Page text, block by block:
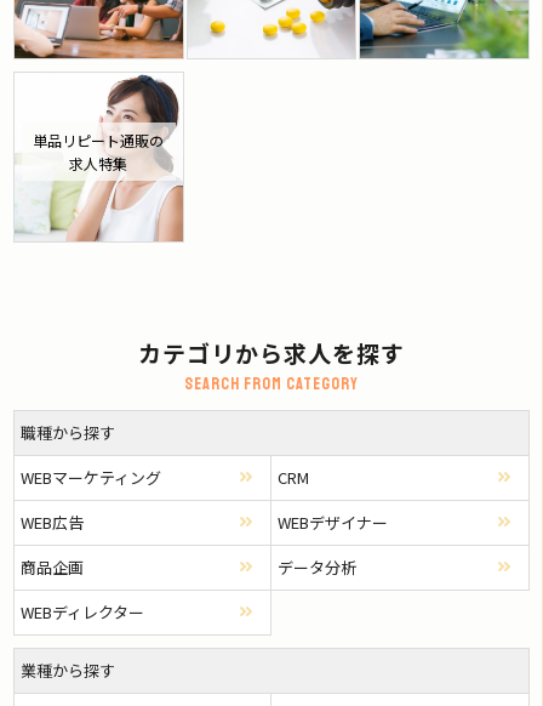
単品リピート通販の
求人特集
カテゴリから求人を探す
Search from category
職種から探す
WEBマーケティング
CRM
WEB広告
WEBデザイナー
商品企画
データ分析
WEBディレクター
業種から探す